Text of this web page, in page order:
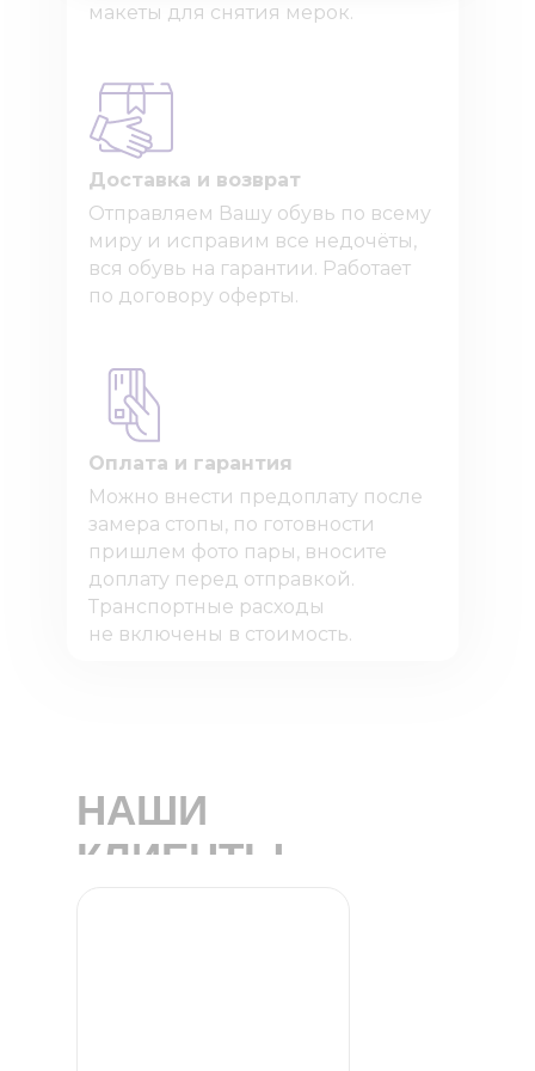
Доставка и возврат
макеты для снятия мерок.
Отправляем Вашу обувь по всему
миру и исправим все недочёты,
вся обувь на гарантии. Работает
по договору оферты.
Оплата и гарантия
Можно внести предоплату после
замера стопы, по готовности
пришлем фото пары, вносите
доплату перед отправкой.
Транспортные расходы
не включены в стоимость.
НАШИ
КЛИЕНТЫ